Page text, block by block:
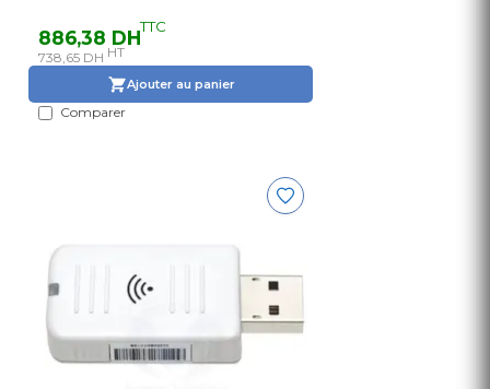
886,38 DHTTC
738,65 DH HT
Ajouter au panier
Comparer